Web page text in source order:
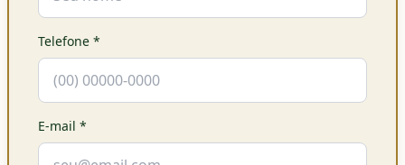
Telefone *
E-mail *